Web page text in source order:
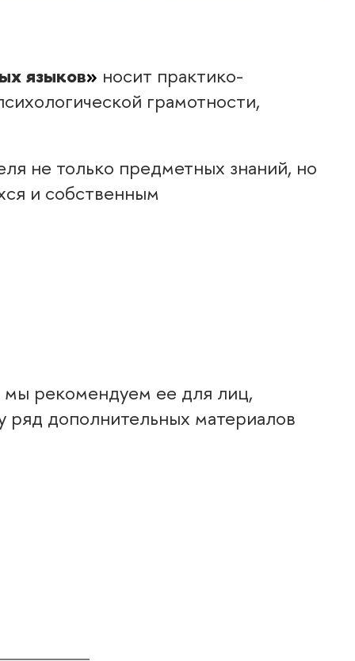
языко» носит практико-
грамотности,
не только предметных знаний, но
и собственным
мы рекомендуем ее для лиц,
ряд дополнительных материало